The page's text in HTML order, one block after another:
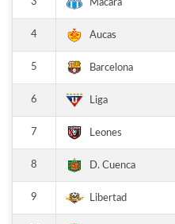
3 Macará
4 Aucas
5 Barcelona
6 Liga
7 Leones
8 D. Cuenca
9 Libertad